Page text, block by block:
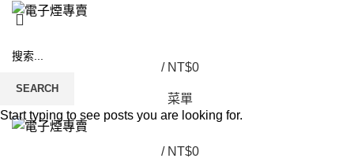
/ NT$0
菜單
/ NT$0
SEARCH
Start typing to see posts you are looking for.